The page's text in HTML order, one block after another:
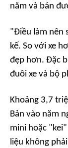
năm và bán
"Điều làm nên
kế. So với xe
đẹp hơn. Đặc
đuôi xe và bộ
Khoảng 3,7
Bản vào năm
mini hoặc
liệu không